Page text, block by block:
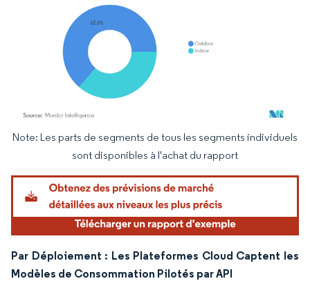
Image © Mordor Intelligence. La réutilisation nécessite une attribution sous CC BY
Note: Les parts de segments de tous les segments individuels
sont disponibles à l'achat du rapport
Par Déploiement : Les Plateformes Cloud Captent les
Modèles de Consommation Pilotés par API